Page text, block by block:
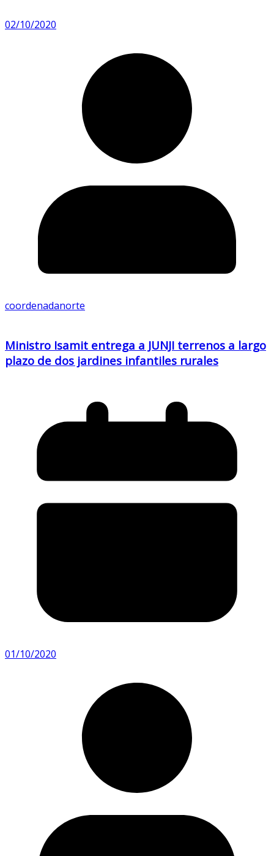
02/10/2020
coordenadanorte
Ministro Isamit entrega a JUNJI terrenos a largo
plazo de dos jardines infantiles rurales
01/10/2020